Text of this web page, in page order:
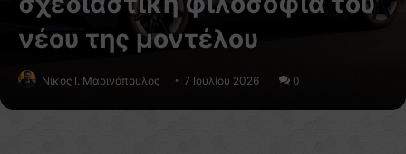
νέου της μοντέλου
Nίκος Ι. Mαρινόπουλος 7 Ιουλίου 2026 0